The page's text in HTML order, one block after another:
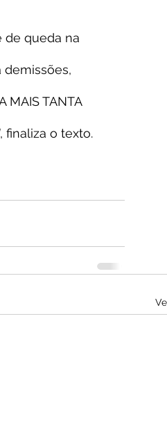
de queda na
demissões,
MAIS TANTA
finaliza o texto.